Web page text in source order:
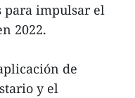
para impulsar el
2022.
de
y el